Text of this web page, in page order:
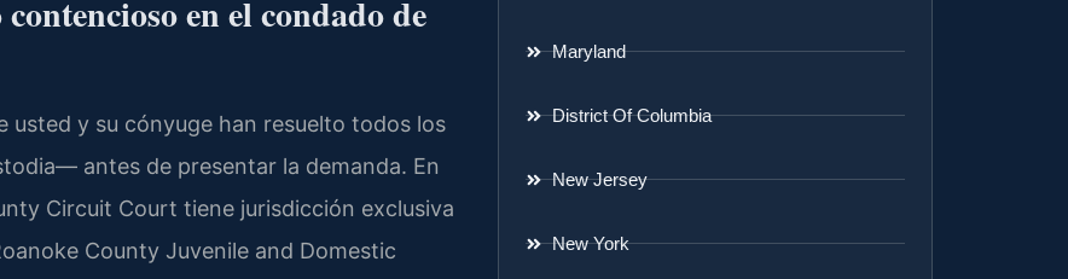
en el condado de
y su cónyuge han resuelto todos los
antes de presentar la demanda. En
Circuit Court tiene jurisdicción exclusiva
County Juvenile and Domestic
Maryland
District Of Columbia
New Jersey
New York